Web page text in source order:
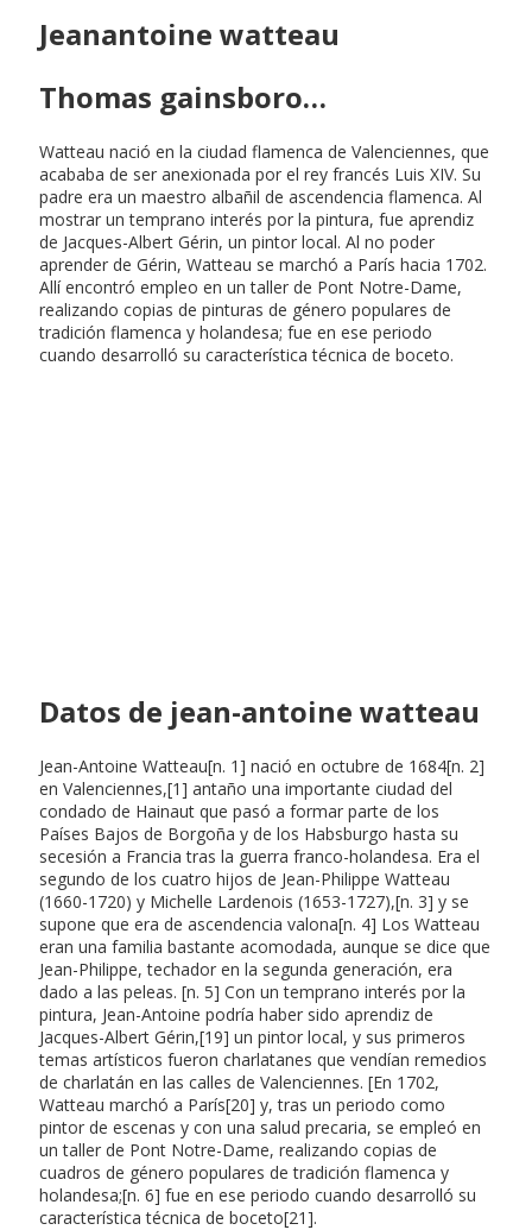
Jeanantoine watteau
Thomas gainsboro…
Watteau nació en la ciudad flamenca de Valenciennes, que
acababa de ser anexionada por el rey francés Luis XIV. Su
padre era un maestro albañil de ascendencia flamenca. Al
mostrar un temprano interés por la pintura, fue aprendiz
de Jacques-Albert Gérin, un pintor local. Al no poder
aprender de Gérin, Watteau se marchó a París hacia 1702.
Allí encontró empleo en un taller de Pont Notre-Dame,
realizando copias de pinturas de género populares de
tradición flamenca y holandesa; fue en ese periodo
cuando desarrolló su característica técnica de boceto.
Datos de jean-antoine watteau
Jean-Antoine Watteau[n. 1] nació en octubre de 1684[n. 2]
en Valenciennes,[1] antaño una importante ciudad del
condado de Hainaut que pasó a formar parte de los
Países Bajos de Borgoña y de los Habsburgo hasta su
secesión a Francia tras la guerra franco-holandesa. Era el
segundo de los cuatro hijos de Jean-Philippe Watteau
(1660-1720) y Michelle Lardenois (1653-1727),[n. 3] y se
supone que era de ascendencia valona[n. 4] Los Watteau
eran una familia bastante acomodada, aunque se dice que
Jean-Philippe, techador en la segunda generación, era
dado a las peleas. [n. 5] Con un temprano interés por la
pintura, Jean-Antoine podría haber sido aprendiz de
Jacques-Albert Gérin,[19] un pintor local, y sus primeros
temas artísticos fueron charlatanes que vendían remedios
de charlatán en las calles de Valenciennes. [En 1702,
Watteau marchó a París[20] y, tras un periodo como
pintor de escenas y con una salud precaria, se empleó en
un taller de Pont Notre-Dame, realizando copias de
cuadros de género populares de tradición flamenca y
holandesa;[n. 6] fue en ese periodo cuando desarrolló su
característica técnica de boceto[21].